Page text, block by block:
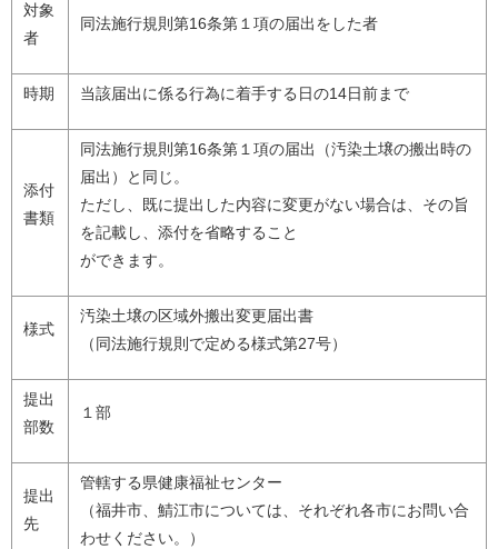
対象
者
同法施行規則第16条第１項の届出をした者
時期 当該届出に係る行為に着手する日の14日前まで
添付
書類
同法施行規則第16条第１項の届出（汚染土壌の搬出時の
届出）と同じ。
ただし、既に提出した内容に変更がない場合は、その旨
を記載し、添付を省略すること
ができます。
様式
汚染土壌の区域外搬出変更届出書
（同法施行規則で定める様式第27号）
提出
部数
１部
提出
先
管轄する県健康福祉センター
（福井市、鯖江市については、それぞれ各市にお問い合
わせください。）